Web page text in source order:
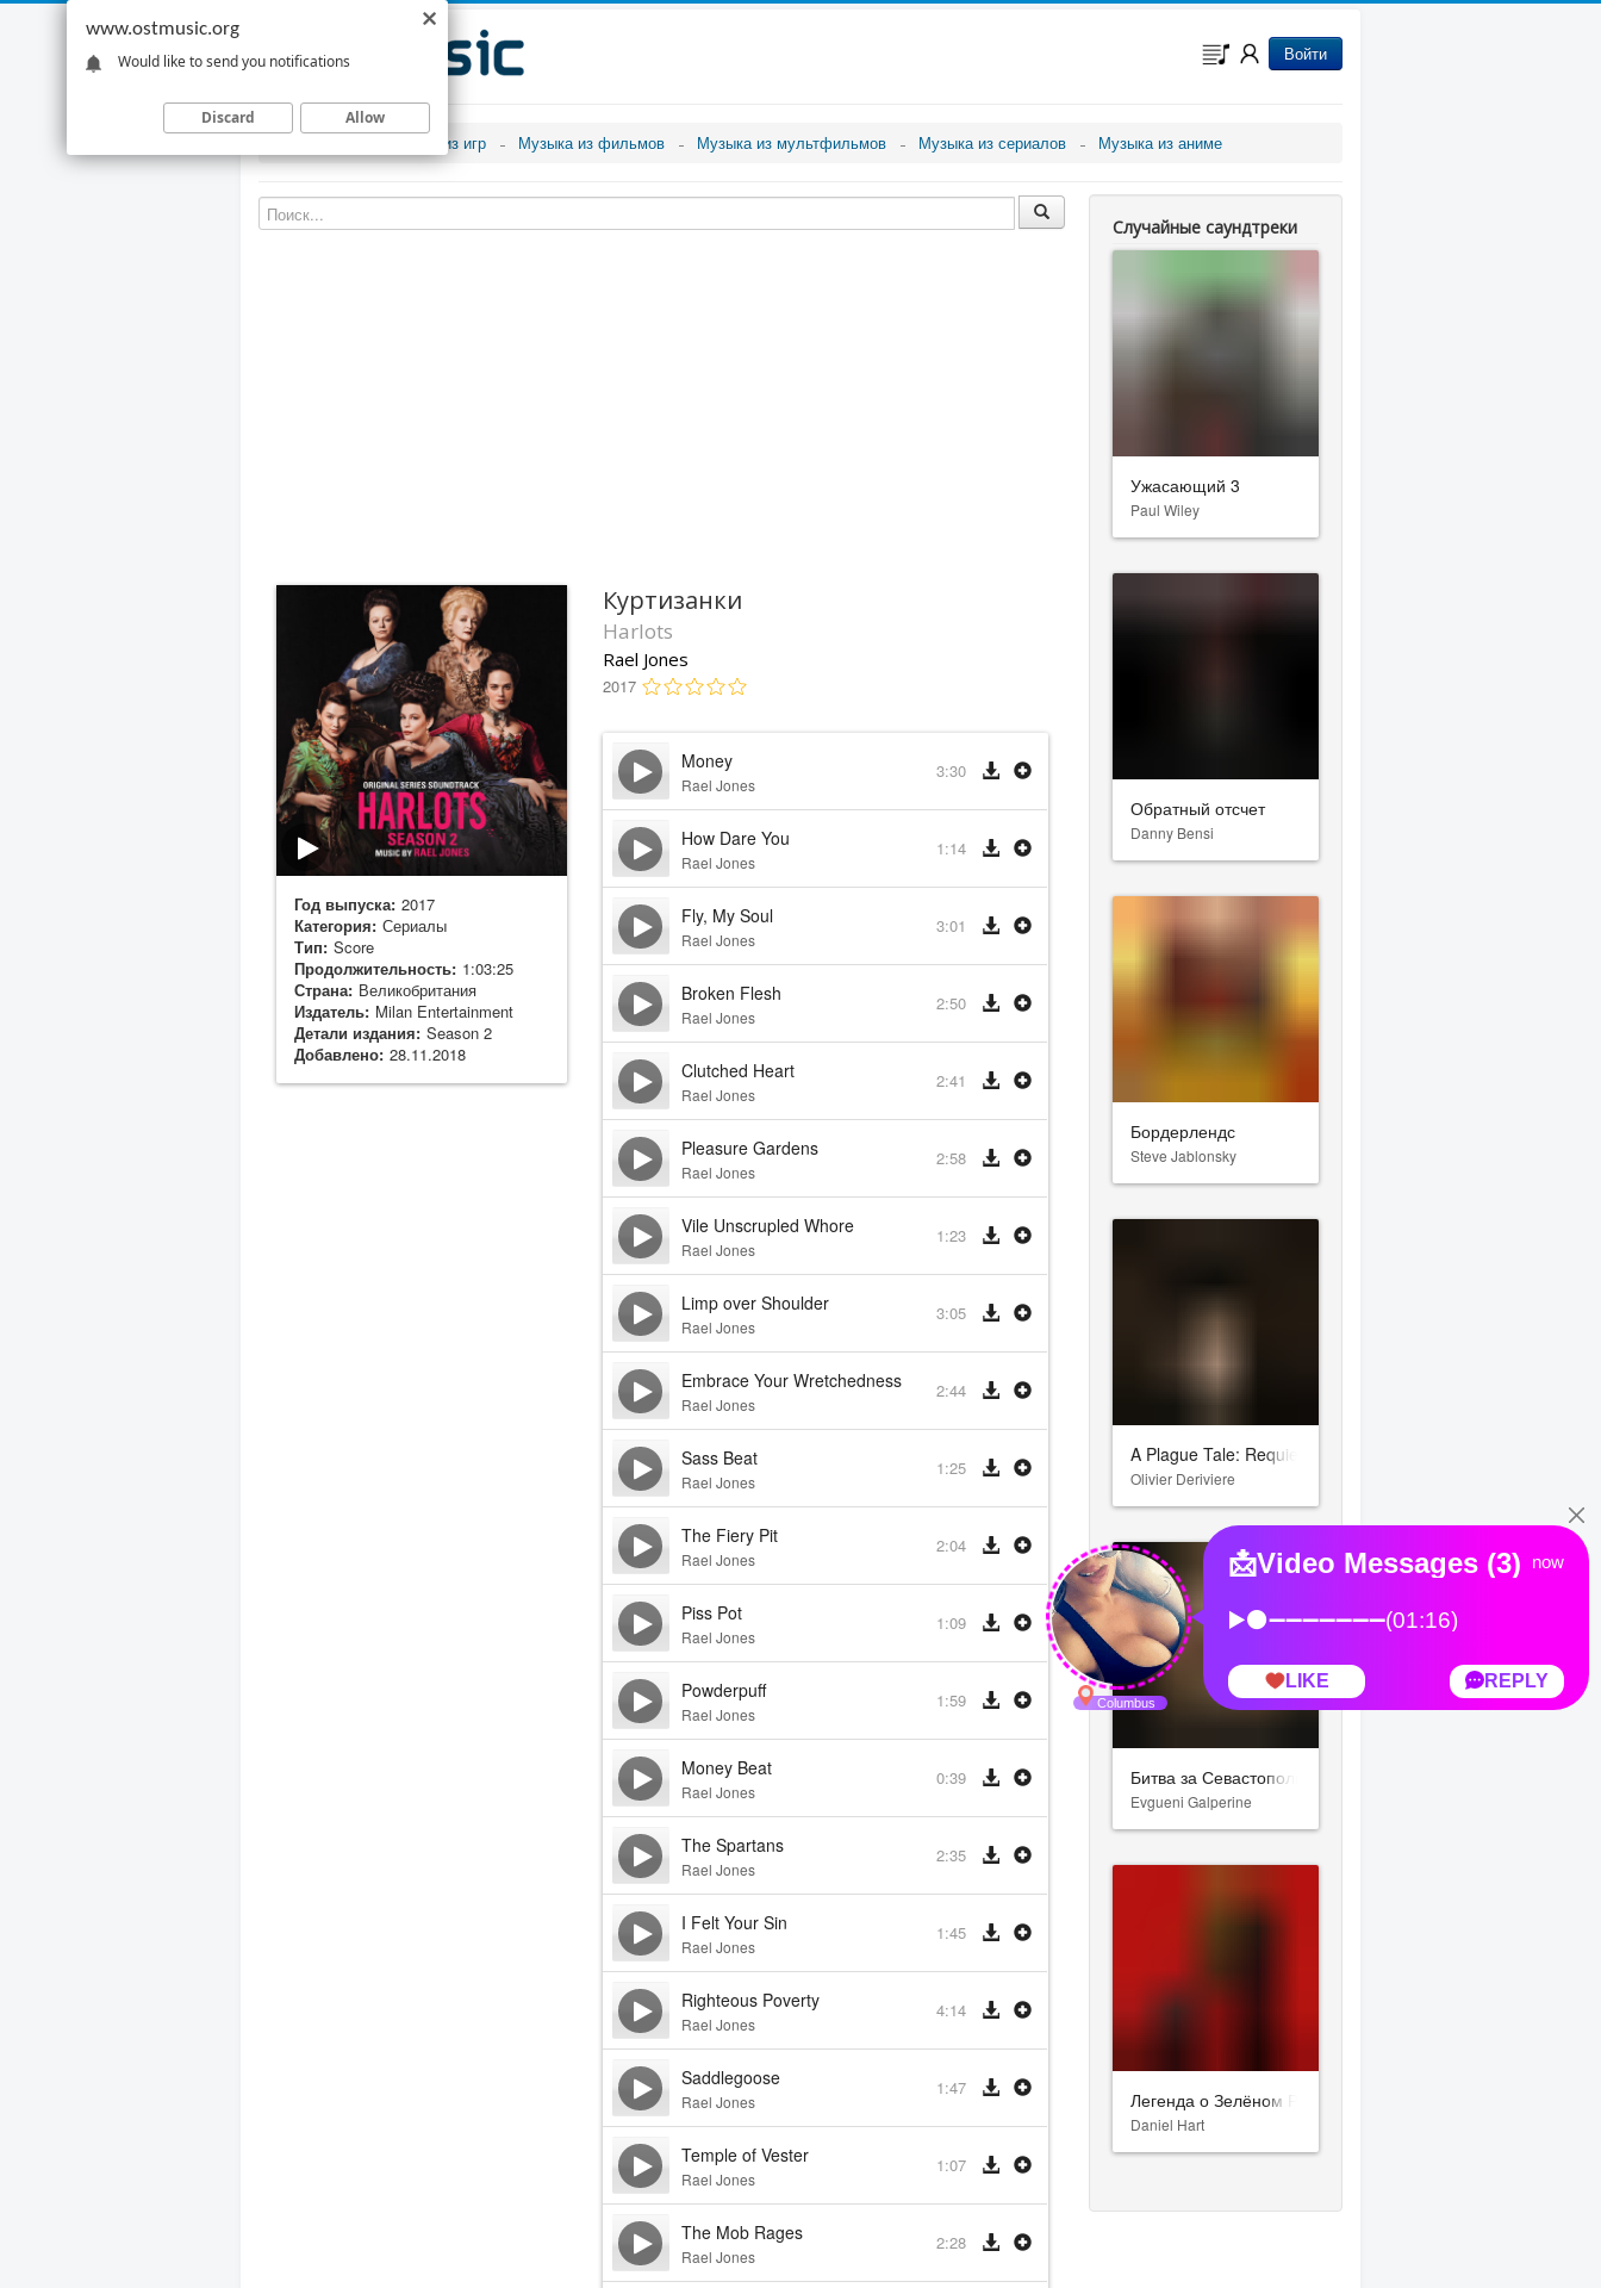
Войти
Музыка из игр Музыка из фильмов Музыка из мультфильмов Музыка из сериалов Музыка из аниме
Год выпуска: 2017
Категория: Сериалы
Тип: Score
Продолжительность: 1:03:25
Страна: Великобритания
Издатель: Milan Entertainment
Детали издания: Season 2
Добавлено: 28.11.2018
Куртизанки
Harlots
Rael Jones
2017
Money
Rael Jones
3:30
How Dare You
Rael Jones
1:14
Fly, My Soul
Rael Jones
3:01
Broken Flesh
Rael Jones
2:50
Clutched Heart
Rael Jones
2:41
Pleasure Gardens
Rael Jones
2:58
Vile Unscrupled Whore
Rael Jones
1:23
Limp over Shoulder
Rael Jones
3:05
Embrace Your Wretchedness
Rael Jones
2:44
Sass Beat
Rael Jones
1:25
The Fiery Pit
Rael Jones
2:04
Piss Pot
Rael Jones
1:09
Powderpuff
Rael Jones
1:59
Money Beat
Rael Jones
0:39
The Spartans
Rael Jones
2:35
I Felt Your Sin
Rael Jones
1:45
Righteous Poverty
Rael Jones
4:14
Saddlegoose
Rael Jones
1:47
Temple of Vester
Rael Jones
1:07
The Mob Rages
Rael Jones
2:28
Случайные саундтреки
Ужасающий 3
Paul Wiley
Обратный отсчет
Danny Bensi
Бордерлендс
Steve Jablonsky
A Plague Tale: Requiem
Olivier Deriviere
Битва за Севастополь
Evgueni Galperine
Легенда о Зелёном Рыцаре
Daniel Hart
www.ostmusic.org
Would like to send you notifications
Discard Allow